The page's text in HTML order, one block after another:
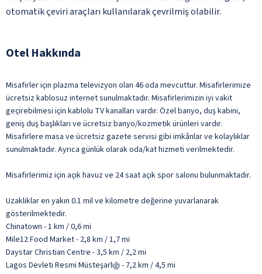
otomatik çeviri araçları kullanılarak çevrilmiş olabilir.
Otel Hakkında
Misafirler için plazma televizyon olan 46 oda mevcuttur. Misafirlerimize
ücretsiz kablosuz internet sunulmaktadır. Misafirlerimizin iyi vakit
geçirebilmesi için kablolu TV kanalları vardır. Özel banyo, duş kabini,
geniş duş başlıkları ve ücretsiz banyo/kozmetik ürünleri vardır.
Misafirlere masa ve ücretsiz gazete servisi gibi imkânlar ve kolaylıklar
sunulmaktadır. Ayrıca günlük olarak oda/kat hizmeti verilmektedir.
Misafirlerimiz için açık havuz ve 24 saat açık spor salonu bulunmaktadır.
Uzaklıklar en yakın 0.1 mil ve kilometre değerine yuvarlanarak
gösterilmektedir.
Chinatown - 1 km / 0,6 mi
Mile12 Food Market - 2,8 km / 1,7 mi
Daystar Christian Centre - 3,5 km / 2,2 mi
Lagos Devleti Resmi Müsteşarlığı - 7,2 km / 4,5 mi